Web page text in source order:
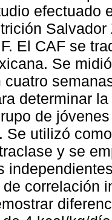
efectuado
El CAF se
Se
cuatro
determinar
de
Se utilizó
y se
correlación